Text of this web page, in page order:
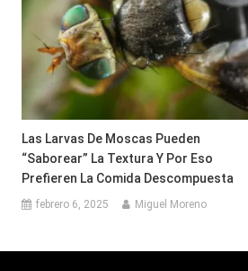
Las Larvas De Moscas Pueden
“saborear” La Textura Y Por Eso
Prefieren La Comida Descompuesta
febrero 6, 2025 Miguel Moreno